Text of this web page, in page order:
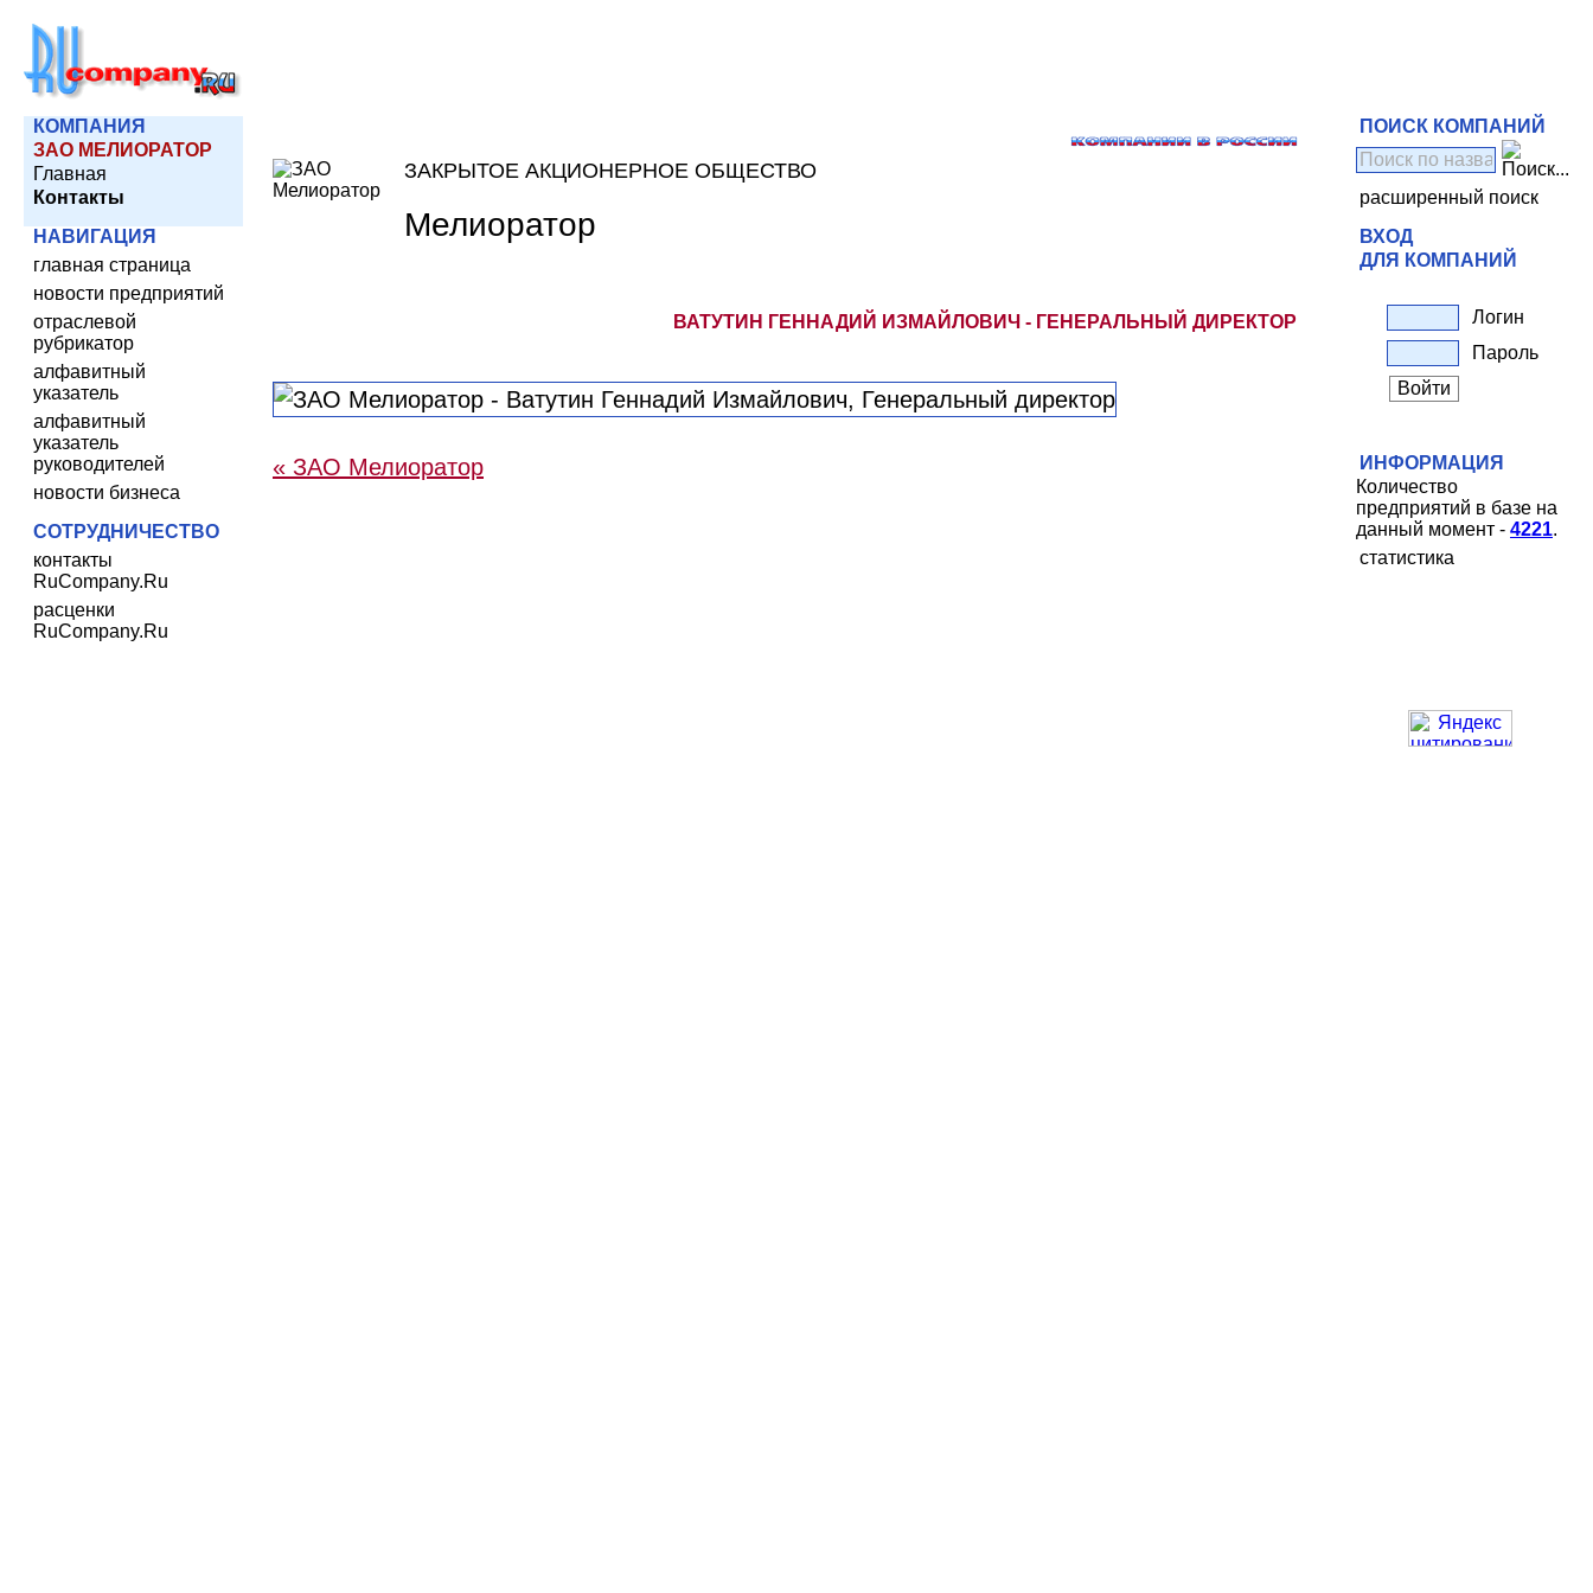
КОМПАНИЯ
ЗАО МЕЛИОРАТОР
Главная
Контакты
НАВИГАЦИЯ
главная страница
новости предприятий
отраслевой
рубрикатор
алфавитный
указатель
алфавитный
указатель
руководителей
новости бизнеса
СОТРУДНИЧЕСТВО
контакты
RuCompany.Ru
расценки
RuCompany.Ru
ЗАКРЫТОЕ АКЦИОНЕРНОЕ ОБЩЕСТВО
Мелиоратор
ВАТУТИН ГЕННАДИЙ ИЗМАЙЛОВИЧ - ГЕНЕРАЛЬНЫЙ ДИРЕКТОР
« ЗАО Мелиоратор
ПОИСК КОМПАНИЙ
расширенный поиск
ВХОД
ДЛЯ КОМПАНИЙ
Логин
Пароль
ИНФОРМАЦИЯ
Количество
предприятий в базе на
данный момент - 4221.
статистика